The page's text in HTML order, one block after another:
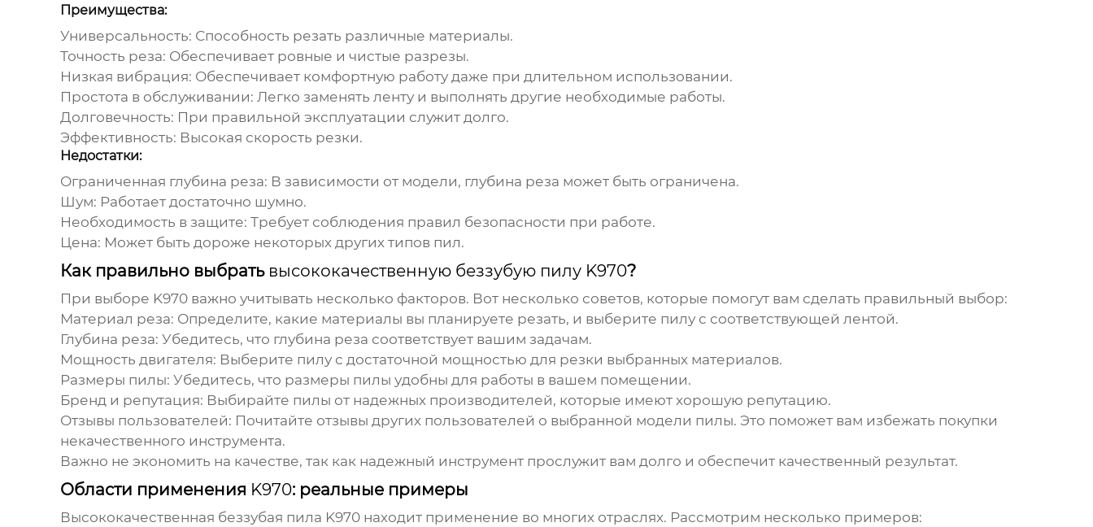
Преимущества:
Универсальность: Способность резать различные материалы.
Точность реза: Обеспечивает ровные и чистые разрезы.
Низкая вибрация: Обеспечивает комфортную работу даже при длительном использовании.
Простота в обслуживании: Легко заменять ленту и выполнять другие необходимые работы.
Долговечность: При правильной эксплуатации служит долго.
Эффективность: Высокая скорость резки.
Недостатки:
Ограниченная глубина реза: В зависимости от модели, глубина реза может быть ограничена.
Шум: Работает достаточно шумно.
Необходимость в защите: Требует соблюдения правил безопасности при работе.
Цена: Может быть дороже некоторых других типов пил.
Как правильно выбрать высококачественную беззубую пилу K970?
При выборе K970важно учитывать несколько факторов. Вот несколько советов, которые помогут вам сделать правильный выбор:
Материал реза: Определите, какие материалы вы планируете резать, и выберите пилу с соответствующей лентой.
Глубина реза: Убедитесь, что глубина реза соответствует вашим задачам.
Мощность двигателя: Выберите пилу с достаточной мощностью для резки выбранных материалов.
Размеры пилы: Убедитесь, что размеры пилы удобны для работы в вашем помещении.
Бренд и репутация: Выбирайте пилы от надежных производителей, которые имеют хорошую репутацию.
Отзывы пользователей: Почитайте отзывы других пользователей о выбранной модели пилы. Это поможет вам избежать покупки
некачественного инструмента.
Важно не экономить на качестве, так как надежный инструмент прослужит вам долго и обеспечит качественный результат.
Области применения K970: реальные примеры
Высококачественная беззубая пила K970находит применение во многих отраслях. Рассмотрим несколько примеров: